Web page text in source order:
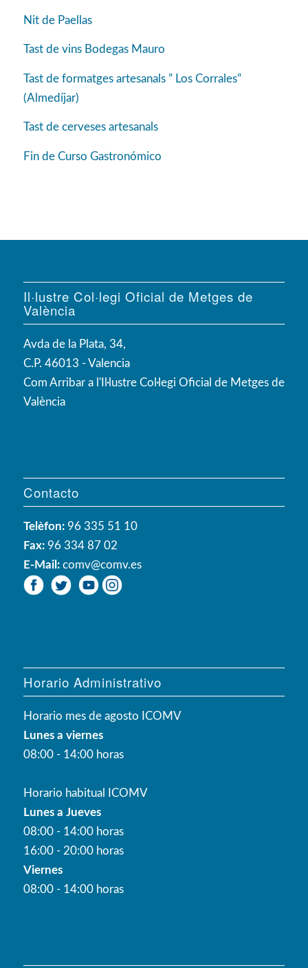
Nit de Paellas
Tast de vins Bodegas Mauro
Tast de formatges artesanals ” Los Corrales”
(Almedíjar)
Tast de cerveses artesanals
Fin de Curso Gastronómico
Il·lustre Col·legi Oficial de Metges de
València
Avda de la Plata, 34,
C.P. 46013 - Valencia
Com Arribar a l'Il·lustre Col·legi Oficial de Metges de
València
Contacto
Telèfon: 96 335 51 10
Fax:96 334 87 02
E-Mail: comv@comv.es
Horario Administrativo
Horario mes de agosto ICOMV
Lunes a viernes
08:00 - 14:00 horas
Horario habitual ICOMV
Lunes a Jueves
08:00 - 14:00 horas
16:00 - 20:00 horas
Viernes
08:00 - 14:00 horas